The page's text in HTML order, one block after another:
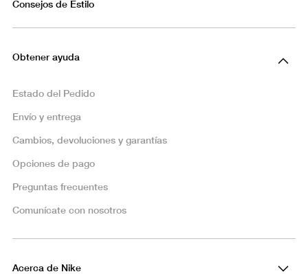
Consejos de Estilo
Obtener ayuda
Estado del Pedido
Envío y entrega
Cambios, devoluciones y garantías
Opciones de pago
Preguntas frecuentes
Comunícate con nosotros
Acerca de Nike